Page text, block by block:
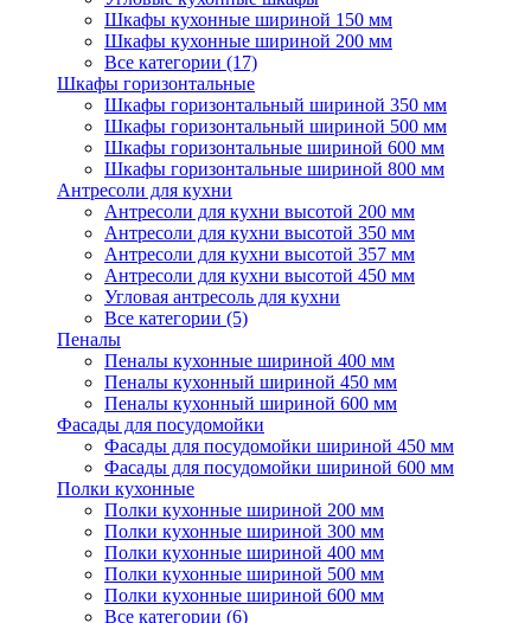
Шкафы кухонные шириной 150 мм
Шкафы кухонные шириной 200 мм
Все категории (17)
Шкафы горизонтальные
Шкафы горизонтальный шириной 350 мм
Шкафы горизонтальный шириной 500 мм
Шкафы горизонтальные шириной 600 мм
Шкафы горизонтальные шириной 800 мм
Антресоли для кухни
Антресоли для кухни высотой 200 мм
Антресоли для кухни высотой 350 мм
Антресоли для кухни высотой 357 мм
Антресоли для кухни высотой 450 мм
Угловая антресоль для кухни
Все категории (5)
Пеналы
Пеналы кухонные шириной 400 мм
Пеналы кухонный шириной 450 мм
Пеналы кухонный шириной 600 мм
Фасады для посудомойки
Фасады для посудомойки шириной 450 мм
Фасады для посудомойки шириной 600 мм
Полки кухонные
Полки кухонные шириной 200 мм
Полки кухонные шириной 300 мм
Полки кухонные шириной 400 мм
Полки кухонные шириной 500 мм
Полки кухонные шириной 600 мм
Все категории (6)